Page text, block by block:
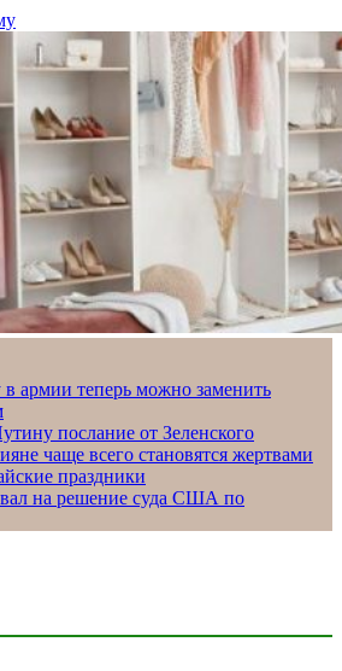
армии теперь можно заменить
послание от Зеленского
чаще всего становятся жертвами
праздники
на решение суда США по